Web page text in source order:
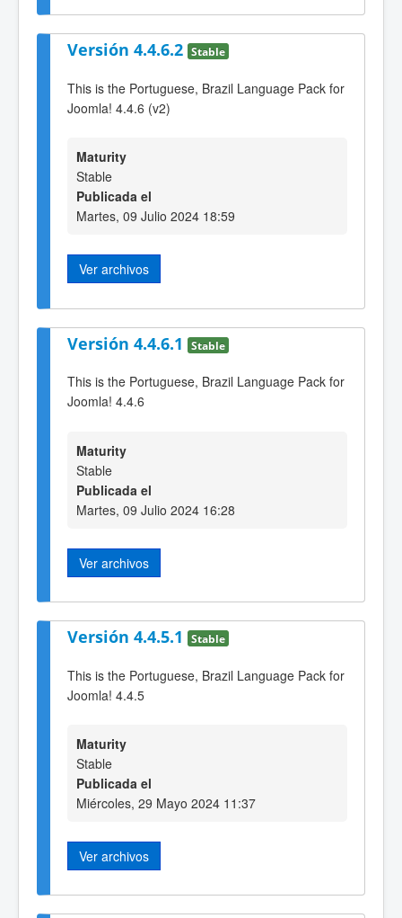
Versión 4.4.6.2 Stable
This is the Portuguese, Brazil Language Pack for
Joomla! 4.4.6 (v2)
Maturity
Stable
Publicada el
Martes, 09 Julio 2024 18:59
Ver archivos
Versión 4.4.6.1 Stable
This is the Portuguese, Brazil Language Pack for
Joomla! 4.4.6
Maturity
Stable
Publicada el
Martes, 09 Julio 2024 16:28
Ver archivos
Versión 4.4.5.1 Stable
This is the Portuguese, Brazil Language Pack for
Joomla! 4.4.5
Maturity
Stable
Publicada el
Miércoles, 29 Mayo 2024 11:37
Ver archivos